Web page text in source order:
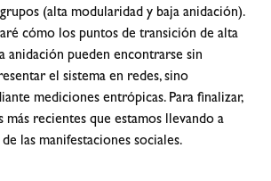
(alta modularidad y baja anidación).
cómo los puntos de transición de alta
anidación pueden encontrarse sin
el sistema en redes, sino
mediciones entrópicas. Para finalizar,
más recientes que estamos llevando a
las manifestaciones sociales.